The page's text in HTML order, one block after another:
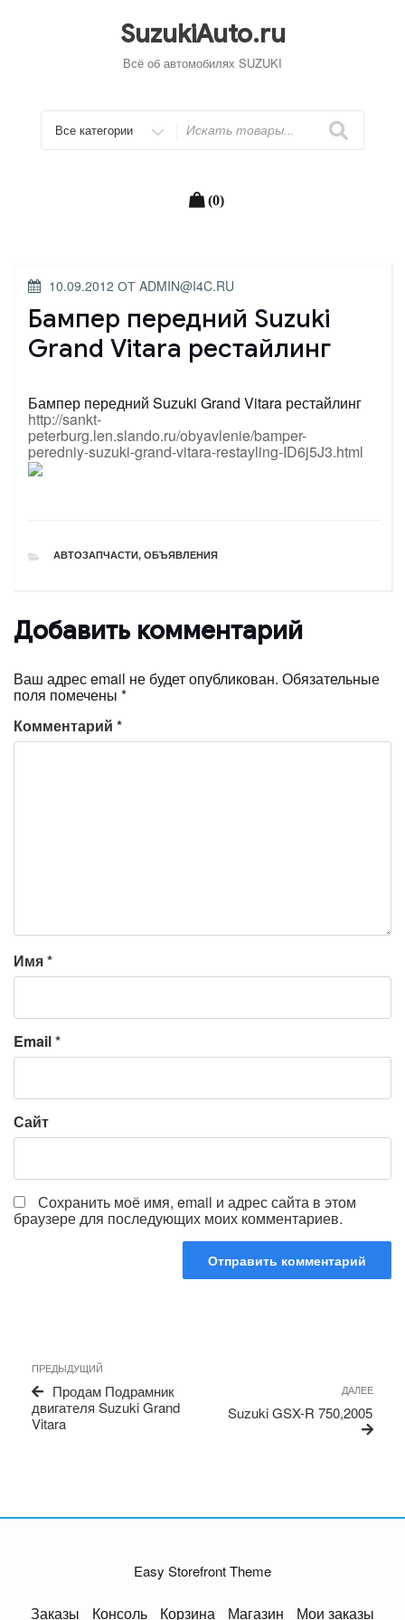
SuzukiAuto.ru
Всё об автомобилях SUZUKI
Искать
(0)
ОПУБЛИКОВАНО
10.09.2012 ОТ ADMIN@I4C.RU
Бампер передний Suzuki
Grand Vitara рестайлинг
Бампер передний Suzuki Grand Vitara рестайлинг
http://sankt-
peterburg.len.slando.ru/obyavlenie/bamper-
peredniy-suzuki-grand-vitara-restayling-ID6j5J3.html
РУБРИКИ
АВТОЗАПЧАСТИ, ОБЪЯВЛЕНИЯ
Добавить комментарий
Ваш адрес email не будет опубликован. Обязательные
поля помечены *
Комментарий *
Имя*
Email*
Сайт
Сохранить моё имя, email и адрес сайта в этом
браузере для последующих моих комментариев.
по
записям
Предыдущая
запись
ПРЕДЫДУЩИЙ
Продам Подрамник
двигателя Suzuki Grand
Vitara
ДАЛЕЕ
Suzuki GSX-R 750,2005
Easy Storefront Theme
Заказы Консоль Корзина Магазин Мои заказы